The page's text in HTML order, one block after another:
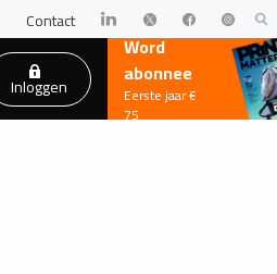
Contact
Inloggen
Word
abonnee
Eerste jaar €
75